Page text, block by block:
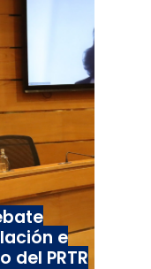
e
PRTR